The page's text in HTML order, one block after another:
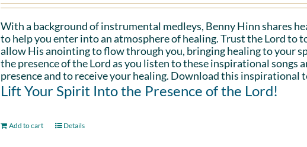
With a background of instrumental medleys, Benny Hinn shares
to help you enter into an atmosphere of healing. Trust the Lord to
allow His anointing to flow through you, bringing healing to your
the presence of the Lord as you listen to these inspirational songs
presence and to receive your healing. Download this inspirational
Lift Your Spirit Into the Presence of the Lord!
Add to cart Details